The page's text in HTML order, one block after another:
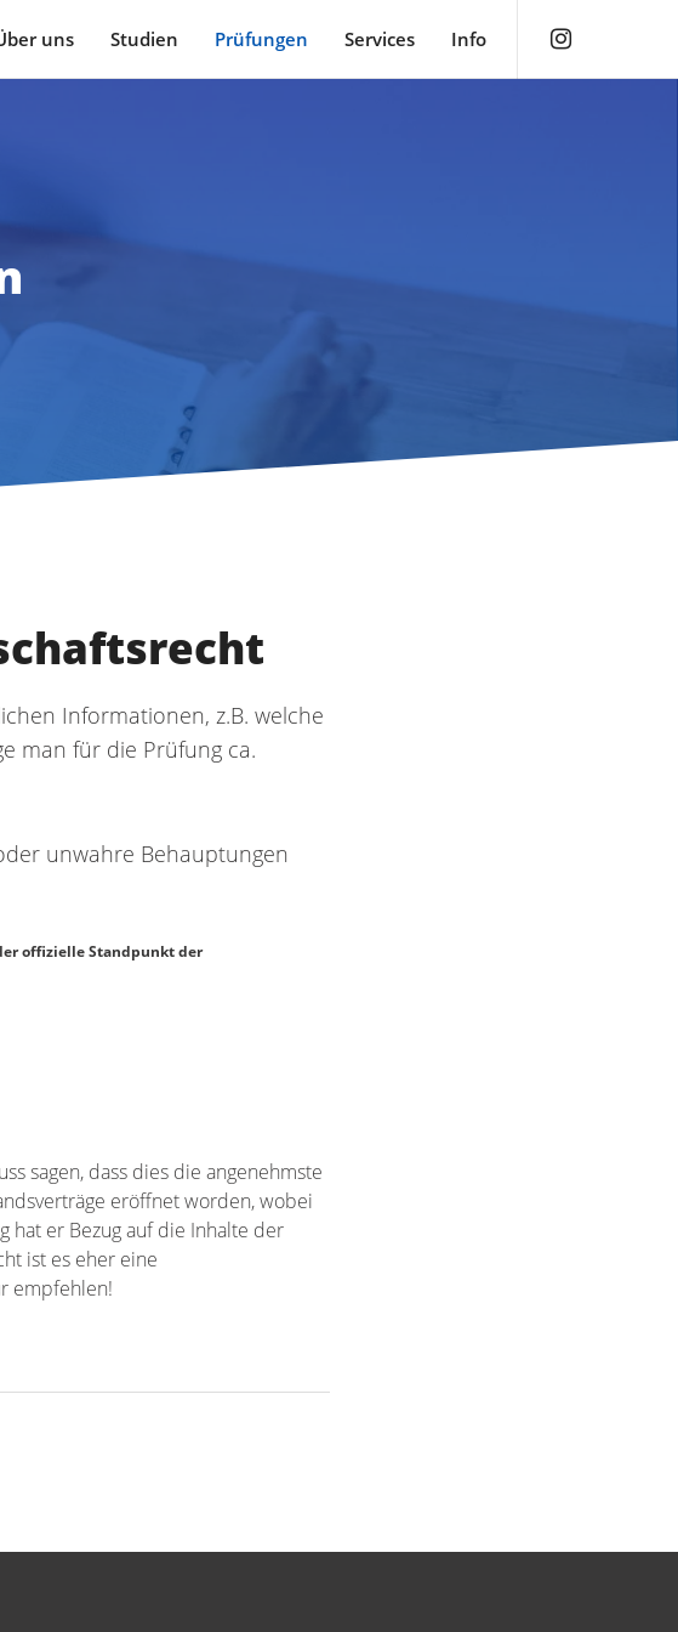
uns Studien Prüfungen Services Info
Informationen, z.B. welche
man für die Prüfung ca.
unwahre Behauptungen
offizielle Standpunkt der
sagen, dass dies die angenehmste
eröffnet worden, wobei
hat er Bezug auf die Inhalte der
ist es eher eine
empfehlen!